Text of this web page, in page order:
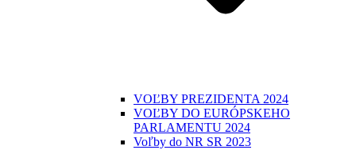
VOĽBY PREZIDENTA 2024
VOĽBY DO EURÓPSKEHO
PARLAMENTU 2024
Voľby do NR SR 2023